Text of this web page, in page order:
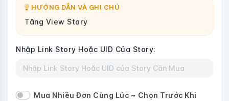
HƯỚNG DẪN VÀ GHI CHÚ
Tăng View Story
Nhập Link Story Hoặc UID Của Story:
Mua Nhiều Đơn Cùng Lúc ~ Chọn Trước Khi